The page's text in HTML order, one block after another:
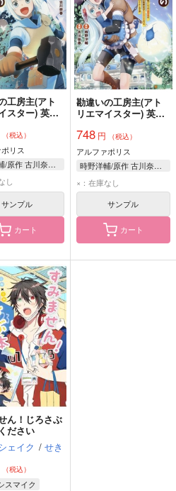
工房主(アト
スター) 英雄
戦闘以外が
クだったとい
る話 5
（税込）
リス
時野洋輔/原作 古川奈春/漫画 ゾウノセ/キャラクター原案
し
サンプル
カート
勘違いの工房主(アト
リエマイスター) 英雄
が、実は戦闘以外が
SSSランクだったとい
うよくある話 4
748円 （税込）
アルファポリス
時野洋輔/原作 古川奈春/漫画 ゾウノセ/キャラクター原案
×：在庫なし
サンプル
カート
ん！じろさぶ
ださい
ェイク / せき
（税込）
スマイク